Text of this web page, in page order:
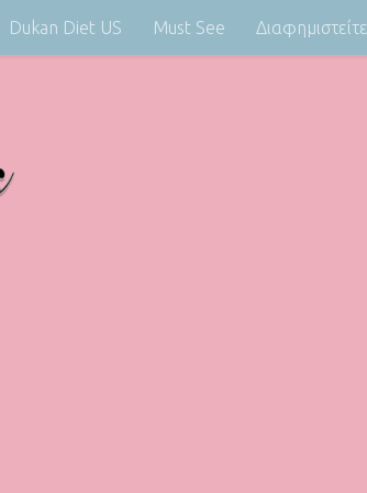
Dukan Diet US Must See Διαφημιστείτε